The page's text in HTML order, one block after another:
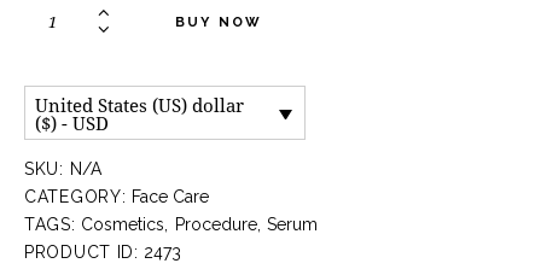
BUY NOW
United States (US) dollar
($) - USD
SKU: N/A
CATEGORY: Face Care
TAGS: Cosmetics, Procedure,Serum
PRODUCT ID: 2473